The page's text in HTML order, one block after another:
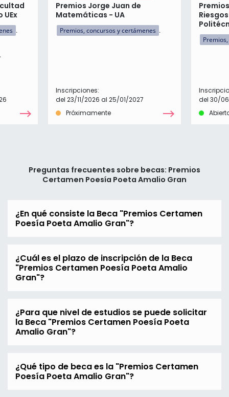
Premios Jorge Juan de
Matemáticas - UA
Premios, concursos y certámenes
Inscripciones:
del 23/11/2026 al 25/01/2027
Próximamente
del 30/
Preguntas frecuentes sobre becas: Premios
Certamen Poesía Poeta Amalio Gran
¿En qué consiste la Beca "Premios Certamen
Poesía Poeta Amalio Gran"?
¿Cuál es el plazo de inscripción de la Beca
"Premios Certamen Poesía Poeta Amalio
Gran"?
¿Para que nivel de estudios se puede solicitar
la Beca "Premios Certamen Poesía Poeta
Amalio Gran"?
¿Qué tipo de beca es la "Premios Certamen
Poesía Poeta Amalio Gran"?